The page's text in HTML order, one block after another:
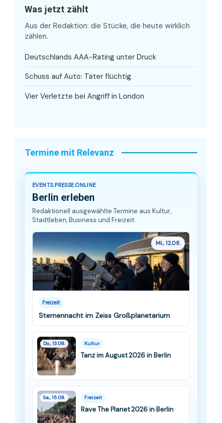
Was jetzt zählt
Aus der Redaktion: die Stücke, die heute wirklich
zählen.
Deutschlands AAA-Rating unter Druck
Schuss auf Auto: Täter flüchtig
Vier Verletzte bei Angriff in London
Termine mit Relevanz
EVENTS.PRESSE.ONLINE
Berlin erleben
Redaktionell ausgewählte Termine aus Kultur,
Stadtleben, Business und Freizeit.
Mi., 12.08.
Freizeit
Sternennacht im Zeiss Großplanetarium
Do., 13.08. Kultur
Tanz im August 2026 in Berlin
Sa., 15.08. Freizeit
Rave The Planet 2026 in Berlin